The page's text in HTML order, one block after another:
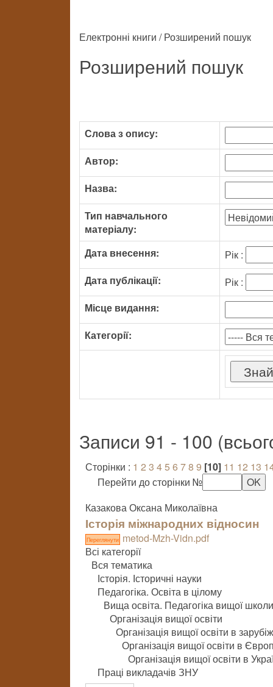
Електронні книги / Розширений пошук
Розширений пошук
Слова з опису:
Автор:
Назва:
Тип навчального
матеріалу:
Дата внесення:
Рік :
Дата публікації:
Рік :
Місце видання:
Категорії:
Записи 91 - 100
Сторінки : 1 2 3 45 6 78 9 [10] 11 12 13
Перейти до сторінки №
Казакова Оксана Миколаївна
Історія міжнародних відносин
Переглянути metod-Mzh-Vidn.pdf
Всі категорії
Вся тематика
Історія. Історичні науки
Педагогіка. Освіта в цілому
Вища освіта. Педагогіка вищої школи
Організація вищої освіти
Організація вищої освіти в
Організація вищої освіти в
Організація вищої освіти в
Праці викладачів ЗНУ